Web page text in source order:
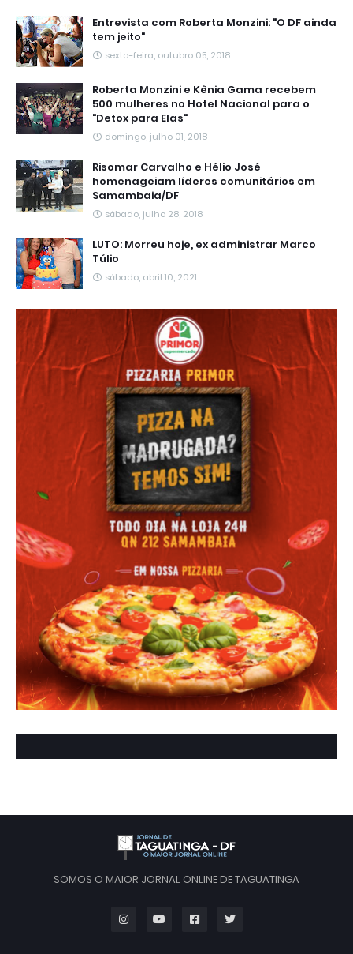
Entrevista com Roberta Monzini: "O DF ainda
tem jeito"
sexta-feira, outubro 05, 2018
Roberta Monzini e Kênia Gama recebem
500 mulheres no Hotel Nacional para o
"Detox para Elas"
domingo, julho 01, 2018
Risomar Carvalho e Hélio José
homenageiam líderes comunitários em
Samambaia/DF
sábado, julho 28, 2018
LUTO: Morreu hoje, ex administrar Marco
Túlio
sábado, abril 10, 2021
SOMOS O MAIOR JORNAL ONLINE DE TAGUATINGA